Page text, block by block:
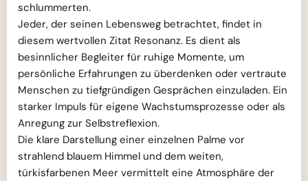
schlummerten.
Jeder, der seinen Lebensweg betrachtet, findet in
diesem wertvollen Zitat Resonanz. Es dient als
besinnlicher Begleiter für ruhige Momente, um
persönliche Erfahrungen zu überdenken oder vertraute
Menschen zu tiefgründigen Gesprächen einzuladen. Ein
starker Impuls für eigene Wachstumsprozesse oder als
Anregung zur Selbstreflexion.
Die klare Darstellung einer einzelnen Palme vor
strahlend blauem Himmel und dem weiten,
türkisfarbenen Meer vermittelt eine Atmosphäre der